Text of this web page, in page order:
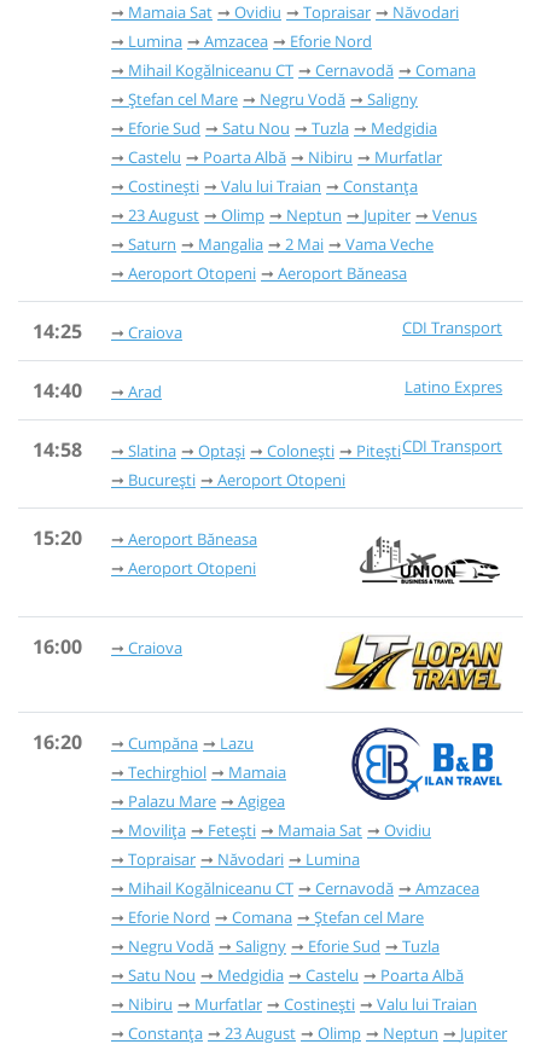
Mamaia Sat
Ovidiu Topraisar
Năvodari
Lumina
Amzacea
Eforie Nord
Mihail Kogălniceanu CT
Cernavodă
Comana
Ștefan cel Mare
Negru Vodă
Saligny
Eforie Sud
Satu Nou Tuzla
Medgidia
Castelu
Poarta Albă Nibiru
Murfatlar
Costinești
Valu lui Traian
Constanța
23 August
Olimp Neptun Jupiter
Venus
Saturn
Mangalia 2 Mai
Vama Veche
Aeroport Otopeni
Aeroport Băneasa
14:25 CDI Transport
Craiova
14:40 Latino Expres
Arad
14:58 CDI Transport
Slatina Optași Colonești
Pitești
București
Aeroport Otopeni
15:20
Aeroport Băneasa
Aeroport Otopeni
16:00 Craiova
16:20 Cumpăna
Lazu
Techirghiol
Mamaia
Palazu Mare
Agigea
Movilița
Fetești Mamaia Sat
Ovidiu
Topraisar
Năvodari
Lumina
Mihail Kogălniceanu CT
Cernavodă
Amzacea
Eforie Nord
Comana
Ștefan cel Mare
Negru Vodă
Saligny Eforie Sud
Tuzla
Satu Nou
Medgidia Castelu
Poarta Albă
Nibiru
Murfatlar Costinești
Valu lui Traian
Constanța
23 August Olimp Neptun
Jupiter